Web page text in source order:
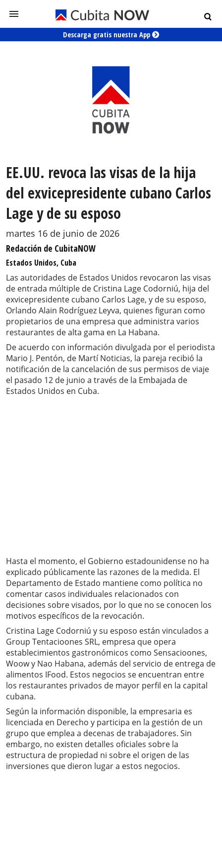
Descarga gratis nuestra App
EE.UU. revoca las visas de la hija
del exvicepresidente cubano Carlos
Lage y de su esposo
martes 16 de junio de 2026
Redacción de CubitaNOW
Estados Unidos, Cuba
Las autoridades de Estados Unidos revocaron las visas
de entrada múltiple de Cristina Lage Codorniú, hija del
exvicepresidente cubano Carlos Lage, y de su esposo,
Orlando Alain Rodríguez Leyva, quienes figuran como
propietarios de una empresa que administra varios
restaurantes de alta gama en La Habana.
De acuerdo con información divulgada por el periodista
Mario J. Pentón, de Martí Noticias, la pareja recibió la
notificación de la cancelación de sus permisos de viaje
el pasado 12 de junio a través de la Embajada de
Estados Unidos en Cuba.
Hasta el momento, el Gobierno estadounidense no ha
explicado públicamente las razones de la medida. El
Departamento de Estado mantiene como política no
comentar casos individuales relacionados con
decisiones sobre visados, por lo que no se conocen los
motivos específicos de la revocación.
Cristina Lage Codorniú y su esposo están vinculados a
Group Tentacioones SRL, empresa que opera
establecimientos gastronómicos como Sensacioones,
Woow y Nao Habana, además del servicio de entrega de
alimentos IFood. Estos negocios se encuentran entre
los restaurantes privados de mayor perfil en la capital
cubana.
Según la información disponible, la empresaria es
licenciada en Derecho y participa en la gestión de un
grupo que emplea a decenas de trabajadores. Sin
embargo, no existen detalles oficiales sobre la
estructura de propiedad ni sobre el origen de las
inversiones que dieron lugar a estos negocios.